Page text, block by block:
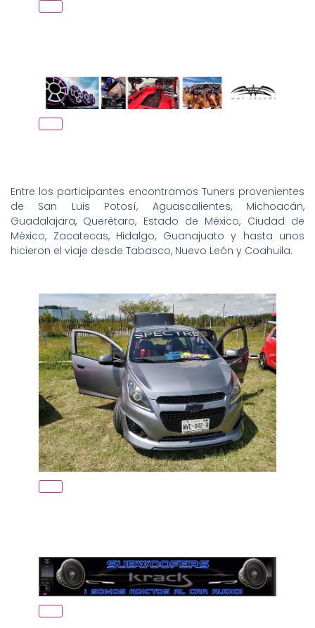
Entre los participantes encontramos Tuners provenientes
de San Luis Potosí, Aguascalientes, Michoacán,
Guadalajara, Querétaro, Estado de México, Ciudad de
México, Zacatecas, Hidalgo, Guanajuato y hasta unos
hicieron el viaje desde Tabasco, Nuevo León y Coahuila.